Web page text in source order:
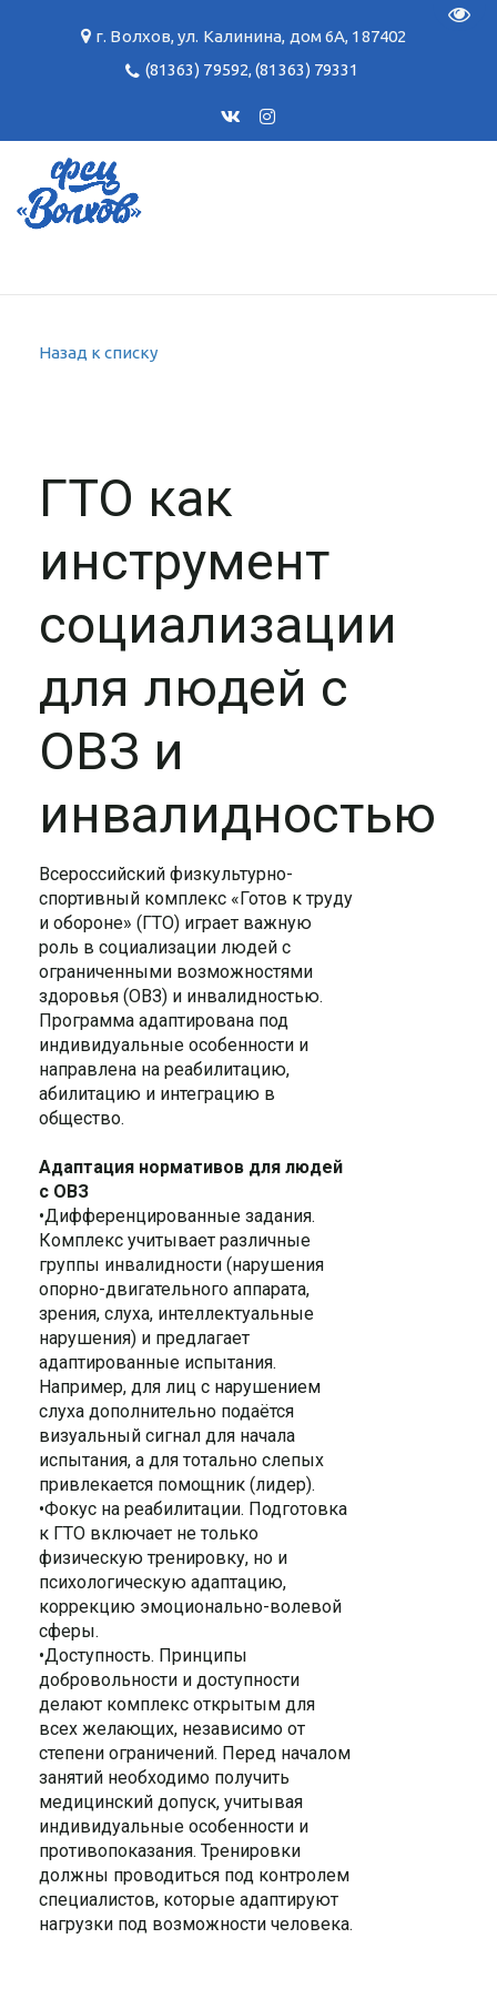
г. Волхов,ул. Калинина, дом 6А, 187402
(81363) 79592,(81363) 79331
Назад к списку
ГТО как
инструмент
социализации
для людей с
ОВЗ и
инвалидностью
Всероссийский физкультурно-
спортивный комплекс «Готов к труду
и обороне» (ГТО) играет важную
роль в социализации людей с
ограниченными возможностями
здоровья (ОВЗ) и инвалидностью.
Программа адаптирована под
индивидуальные особенности и
направлена на реабилитацию,
абилитацию и интеграцию в
общество.
Адаптация нормативов для людей
с ОВЗ
•Дифференцированные задания.
Комплекс учитывает различные
группы инвалидности (нарушения
опорно-двигательного аппарата,
зрения, слуха, интеллектуальные
нарушения) и предлагает
адаптированные испытания.
Например, для лиц с нарушением
слуха дополнительно подаётся
визуальный сигнал для начала
испытания, а для тотально слепых
привлекается помощник (лидер).
•Фокус на реабилитации. Подготовка
к ГТО включает не только
физическую тренировку, но и
психологическую адаптацию,
коррекцию эмоционально-волевой
сферы.
•Доступность. Принципы
добровольности и доступности
делают комплекс открытым для
всех желающих, независимо от
степени ограничений. Перед началом
занятий необходимо получить
медицинский допуск, учитывая
индивидуальные особенности и
противопоказания. Тренировки
должны проводиться под контролем
специалистов, которые адаптируют
нагрузки под возможности человека.